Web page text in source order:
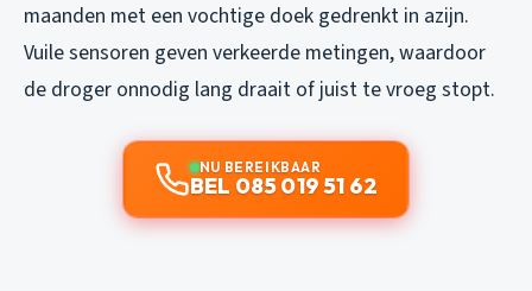
maanden met een vochtige doek gedrenkt in azijn.
Vuile sensoren geven verkeerde metingen, waardoor
de droger onnodig lang draait of juist te vroeg stopt.
NU BEREIKBAAR
BEL 085 019 51 62